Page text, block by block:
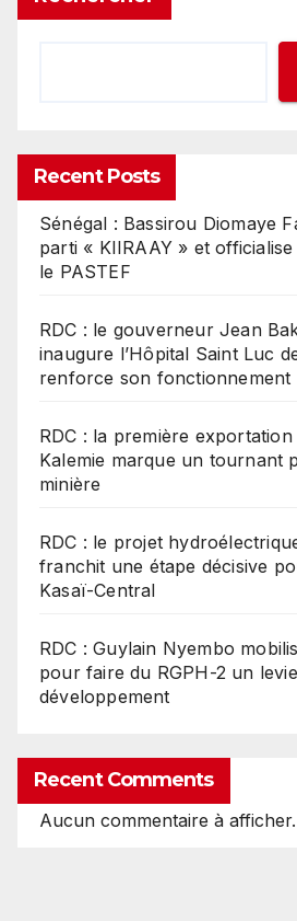
Recent Posts
Sénégal : Bassirou Diomaye
parti « KIIRAAY » et
le PASTEF
RDC : le gouverneur Jean
inaugure l’Hôpital Saint Luc
renforce son fonctionnement
RDC : la première
Kalemie marque un tournant
minière
RDC : le projet
franchit une étape décisive
Kasaï-Central
RDC : Guylain Nyembo
pour faire du RGPH-2 un
développement
Recent Comments
Aucun commentaire à afficher.